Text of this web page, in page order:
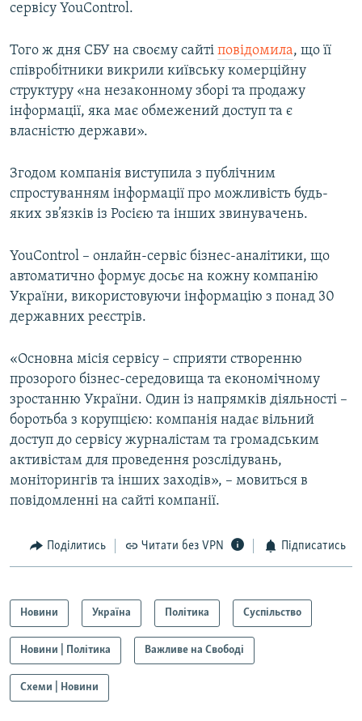
сервісу YouControl.
Того ж дня СБУ на своєму сайті повідомила, що її
співробітники викрили київську комерційну
структуру «на незаконному зборі та продажу
інформації, яка має обмежений доступ та є
власністю держави».
Згодом компанія виступила з публічним
спростуванням інформації про можливість будь-
яких зв’язків із Росією та інших звинувачень.
YouControl – онлайн-сервіс бізнес-аналітики, що
автоматично формує досьє на кожну компанію
України, використовуючи інформацію з понад 30
державних реєстрів.
«Основна місія сервісу – сприяти створенню
прозорого бізнес-середовища та економічному
зростанню України. Один із напрямків діяльності –
боротьба з корупцією: компанія надає вільний
доступ до сервісу журналістам та громадським
активістам для проведення розслідувань,
моніторингів та інших заходів», – мовиться в
повідомленні на сайті компанії.
Поділитись Читати без VPN Підписатись
Новини Україна Політика Суспільство
Новини | Політика Важливе на Свободі
Схеми | Новини